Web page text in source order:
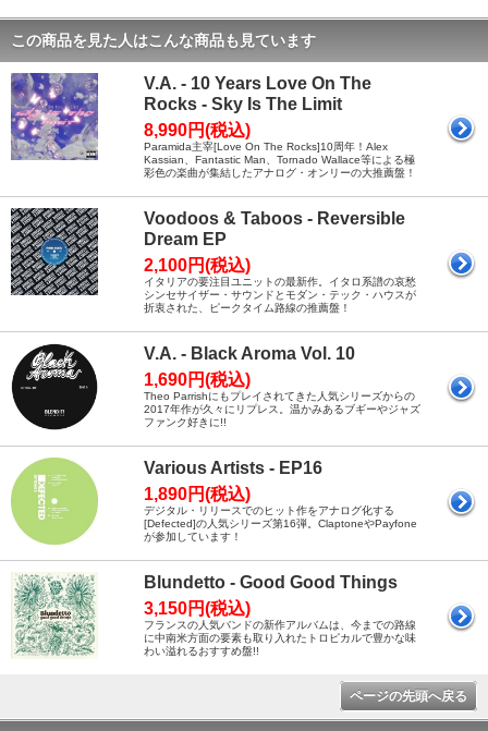
この商品を見た人はこんな商品も見ています
V.A. - 10 Years Love On The
Rocks - Sky Is The Limit
8,990円(税込)
Paramida主宰[Love On The Rocks]10周年！Alex
Kassian、Fantastic Man、Tornado Wallace等による極
彩色の楽曲が集結したアナログ・オンリーの大推薦盤！
Voodoos & Taboos - Reversible
Dream EP
2,100円(税込)
イタリアの要注目ユニットの最新作。イタロ系譜の哀愁
シンセサイザー・サウンドとモダン・テック・ハウスが
折衷された、ピークタイム路線の推薦盤！
V.A. - Black Aroma Vol. 10
1,690円(税込)
Theo Parrishにもプレイされてきた人気シリーズからの
2017年作が久々にリプレス。温かみあるブギーやジャズ
ファンク好きに!!
Various Artists - EP16
1,890円(税込)
デジタル・リリースでのヒット作をアナログ化する
[Defected]の人気シリーズ第16弾。ClaptoneやPayfone
が参加しています！
Blundetto - Good Good Things
3,150円(税込)
フランスの人気バンドの新作アルバムは、今までの路線
に中南米方面の要素も取り入れたトロピカルで豊かな味
わい溢れるおすすめ盤!!
ページの先頭へ戻る